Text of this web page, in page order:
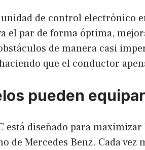
de control electrónico
el par de forma óptima,
de manera casi
que el conductor
pueden
está diseñado para
de Mercedes Benz. Cada vez